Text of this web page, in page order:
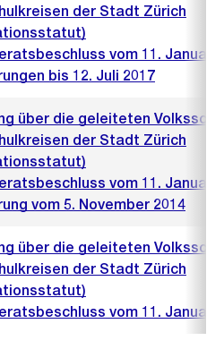
der Stadt Zürich
vom 11. Januar
bis 12. Juli 2017
über die geleiteten
der Stadt Zürich
vom 11. Januar
vom 5. November 2014
über die geleiteten
der Stadt Zürich
vom 11. Januar